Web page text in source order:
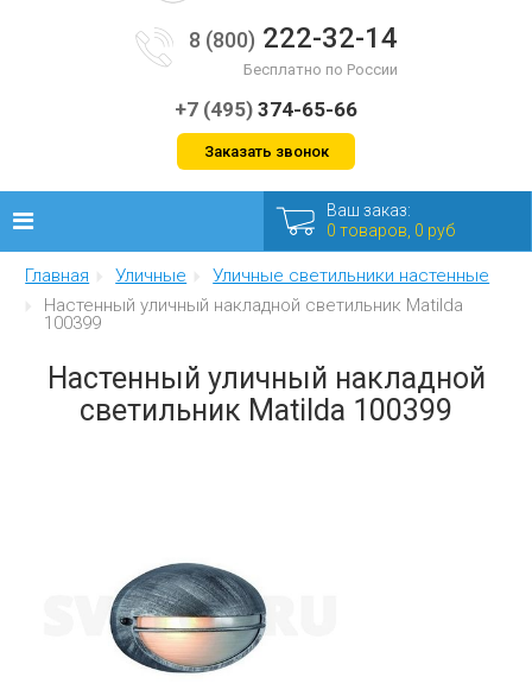
8 (800) 222-32-14
Бесплатно по России
+7 (495) 374-65-66
Заказать звонок
Люстры
Интерьерные
Мебель
Ваш заказ:
0 товаров, 0 руб
Главная Уличные
Уличные светильники настенные
Настенный уличный накладной светильник Matilda
100399
Настенный уличный накладной
светильник Matilda 100399